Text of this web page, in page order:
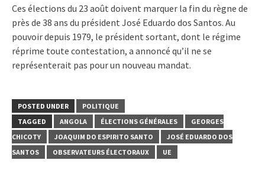
Ces élections du 23 août doivent marquer la fin du règne de
près de 38 ans du président José Eduardo dos Santos. Au
pouvoir depuis 1979, le président sortant, dont le régime
réprime toute contestation, a annoncé qu’il ne se
représenterait pas pour un nouveau mandat.
POSTED UNDER
POLITIQUE
TAGGED
ANGOLA ÉLECTIONS GÉNÉRALES
GEORGES
CHICOTY
JOAQUIM DO ESPIRITO SANTO
JOSÉ EDUARDO DOS
SANTOS
OBSERVATEURS ÉLECTORAUX UE